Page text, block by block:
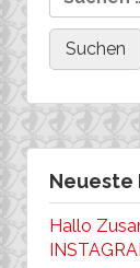
nach:
Neueste
Hallo